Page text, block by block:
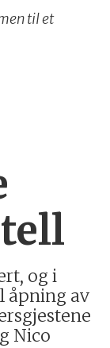
til et
og i
åpning av
Nico